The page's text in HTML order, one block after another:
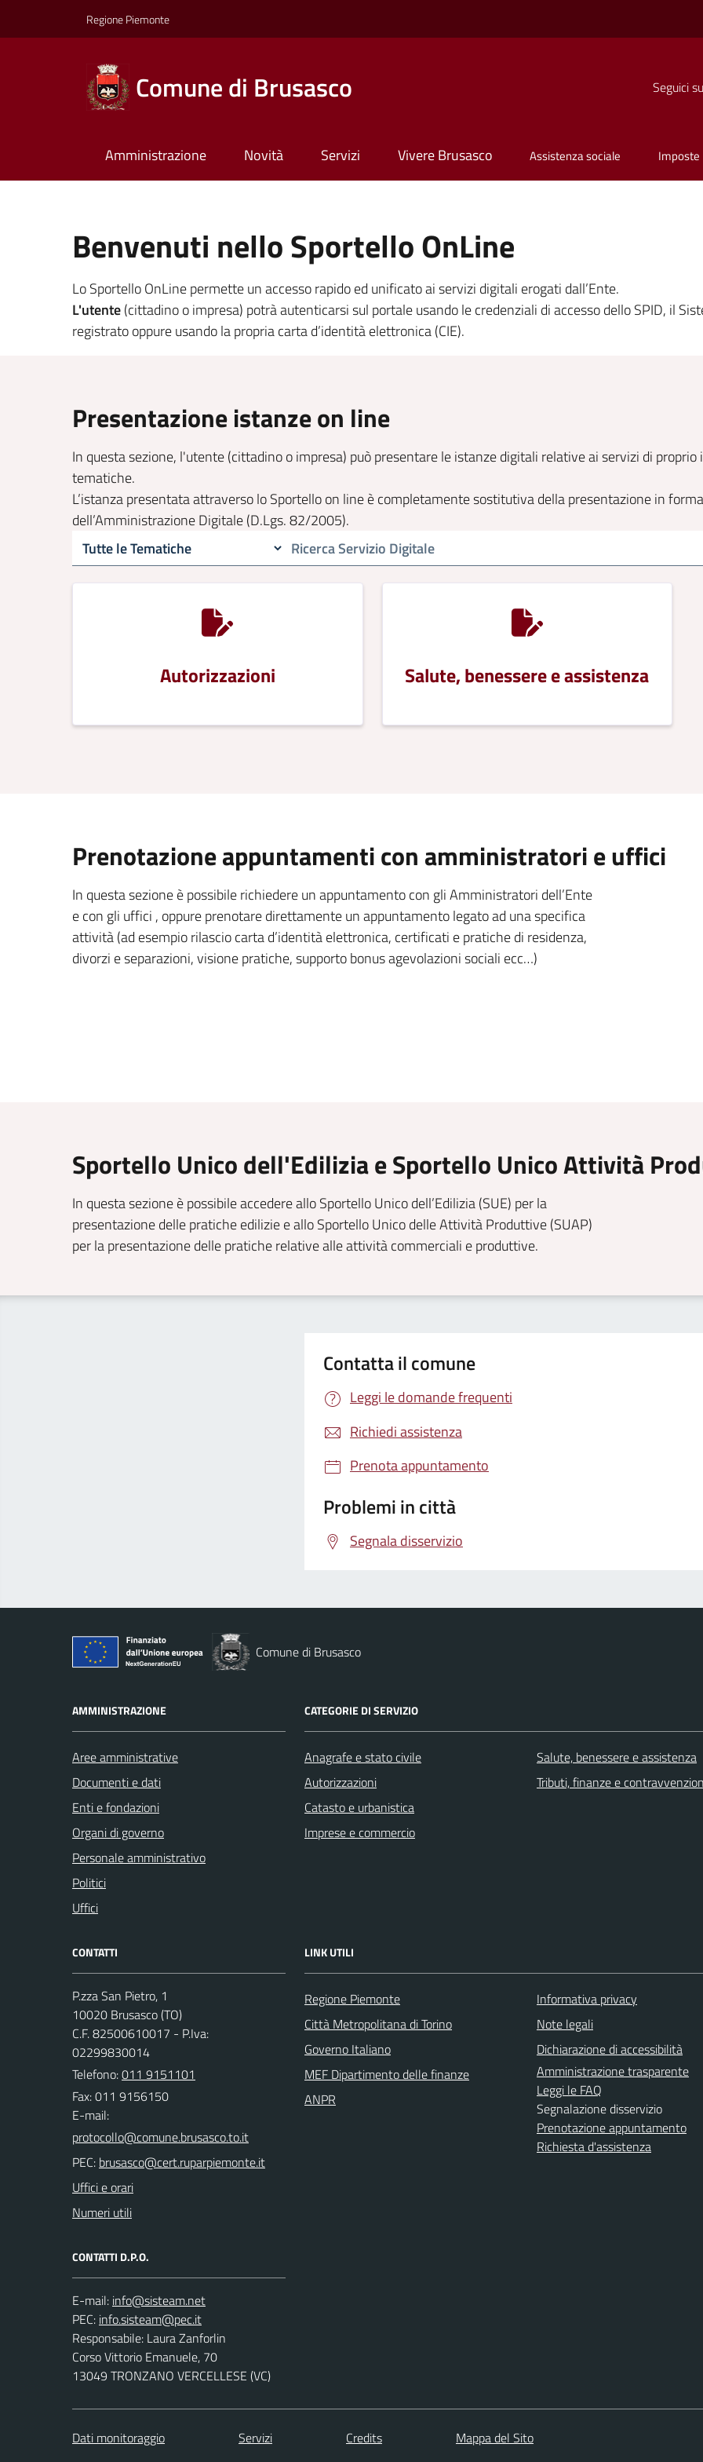
Regione Piemonte
Comune di Brusasco Seguici su
Amministrazione Novità Servizi Vivere Brusasco Assistenza sociale Imposte
Benvenuti nello Sportello OnLine
Lo Sportello OnLine permette un accesso rapido ed unificato ai servizi digitali erogati dall’Ente.
L'utente(cittadino o impresa) potrà autenticarsi sul portale usando le credenziali di accesso dello SPID, il
registrato oppure usando la propria carta d’identità elettronica (CIE).
Presentazione istanze on line
In questa sezione, l'utente (cittadino o impresa) può presentare le istanze digitali relative ai servizi di
tematiche.
L’istanza presentata attraverso lo Sportello on line è completamente sostitutiva della presentazione in
dell’Amministrazione Digitale (D.Lgs. 82/2005).
Autorizzazioni Salute, benessere e assistenza
Prenotazione appuntamenti con amministratori e uffici
In questa sezione è possibile richiedere un appuntamento con gli Amministratori dell’Ente
e con gli uffici , oppure prenotare direttamente un appuntamento legato ad una specifica
attività (ad esempio rilascio carta d’identità elettronica, certificati e pratiche di residenza,
divorzi e separazioni, visione pratiche, supporto bonus agevolazioni sociali ecc…)
Sportello Unico dell'Edilizia e Sportello Unico Attività
In questa sezione è possibile accedere allo Sportello Unico dell’Edilizia (SUE) per la
presentazione delle pratiche edilizie e allo Sportello Unico delle Attività Produttive (SUAP)
per la presentazione delle pratiche relative alle attività commerciali e produttive.
Contatta il comune
Leggi le domande frequenti
Richiedi assistenza
Prenota appuntamento
Problemi in città
Segnala disservizio
Comune di Brusasco
AMMINISTRAZIONE
Aree amministrative
Documenti e dati
Enti e fondazioni
Organi di governo
Personale amministrativo
Politici
Uffici
CATEGORIE DI SERVIZIO
Anagrafe e stato civile
Autorizzazioni
Catasto e urbanistica
Imprese e commercio
Salute, benessere e assistenza
Tributi, finanze e
CONTATTI
P.zza San Pietro, 1
10020 Brusasco (TO)
C.F. 82500610017 - P.Iva:
02299830014
Telefono:011 9151101
Fax: 011 9156150
E-mail:
PEC:
Uffici e orari
Numeri utili
CONTATTI D.P.O.
E-mail:
PEC:
Responsabile: Laura Zanforlin
Corso Vittorio Emanuele, 70
13049 TRONZANO VERCELLESE (VC)
LINK UTILI
Regione Piemonte
Città Metropolitana di Torino
Governo Italiano
MEF Dipartimento delle finanze
ANPR
Informativa privacy
Note legali
Dichiarazione di accessibilità
Amministrazione trasparente
Leggi le FAQ
Segnalazione disservizio
Prenotazione appuntamento
Richiesta d'assistenza
Dati monitoraggio Servizi Credits Mappa del Sito